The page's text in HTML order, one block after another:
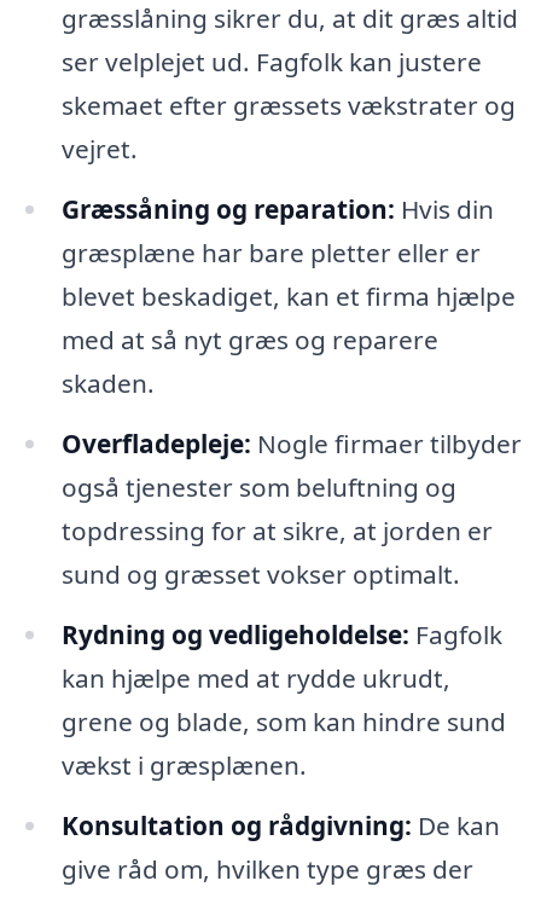
græsslåning sikrer du, at dit græs altid
ser velplejet ud. Fagfolk kan justere
skemaet efter græssets vækstrater og
vejret.
Græssåning og reparation: Hvis din
græsplæne har bare pletter eller er
blevet beskadiget, kan et firma hjælpe
med at så nyt græs og reparere
skaden.
Overfladepleje: Nogle firmaer tilbyder
også tjenester som beluftning og
topdressing for at sikre, at jorden er
sund og græsset vokser optimalt.
Rydning og vedligeholdelse: Fagfolk
kan hjælpe med at rydde ukrudt,
grene og blade, som kan hindre sund
vækst i græsplænen.
Konsultation og rådgivning: De kan
give råd om, hvilken type græs der